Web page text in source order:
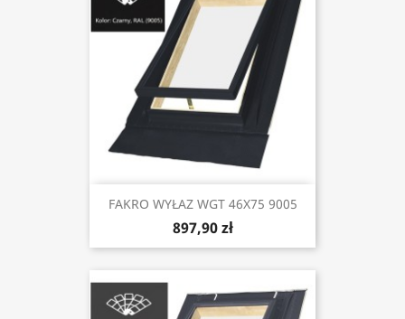
FAKRO WYŁAZ WGT 46X75 9005
897,90 zł